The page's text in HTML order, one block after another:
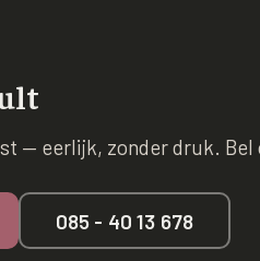
— eerlijk, zonder druk. Bel
085 - 40 13 678